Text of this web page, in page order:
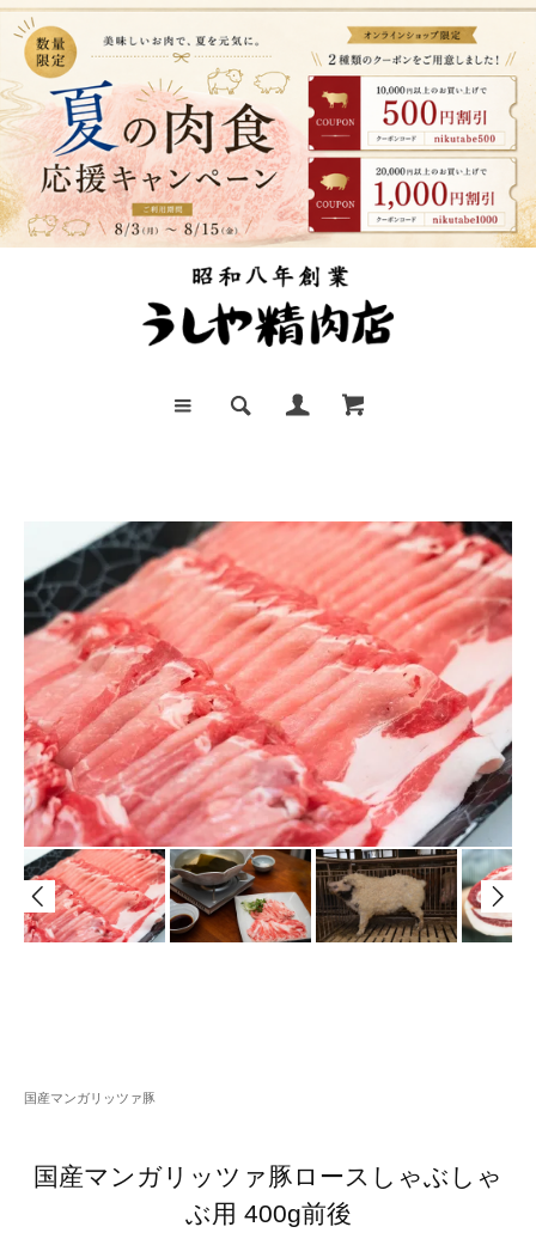
国産マンガリッツァ豚
国産マンガリッツァ豚ロースしゃぶしゃ
ぶ用 400g前後